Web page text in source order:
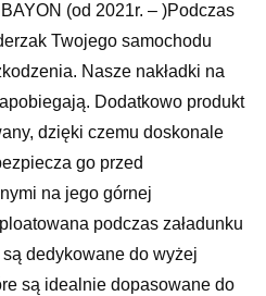
(od 2021r. – )Podczas
Twojego samochodu
Nasze nakładki na
Dodatkowo produkt
dzięki czemu doskonale
go przed
na jego górnej
podczas załadunku
są dedykowane do wyżej
są idealnie dopasowane do